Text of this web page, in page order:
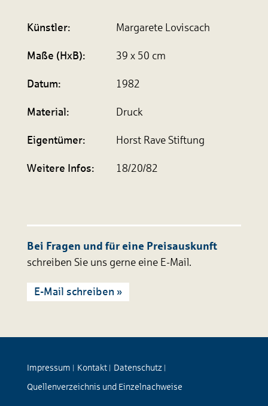
Künstler: Margarete Loviscach
Maße (HxB): 39 x 50 cm
Datum: 1982
Material: Druck
Eigen­tümer: Horst Rave Stiftung
Weitere Infos: 18/20/82
Bei Fragen und für eine Preisauskunft
schreiben Sie uns gerne eine E-Mail.
E-Mail schreiben »
Impressum Kontakt| Datenschutz
Quellenverzeichnis und Einzelnachweise